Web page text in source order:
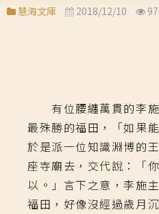
慧海文庫 2018/12/10
有位腰纏萬貫的李施
最殊勝的福田，「如果
於是派一位知識淵博的
座寺廟去，交代說：「
以。」言下之意，李施
福田，好像沒經過歲月